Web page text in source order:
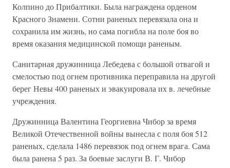
Колпино до Прибалтики. Была награждена орденом
Красного Знамени. Сотни раненых перевязала она и
сохранила им жизнь, но сама погибла на поле боя во
время оказания медицинской помощи раненым.
Санитарная дружинница Лебедева с большой отвагой и
смелостью под огнем противника переправила на другой
берег Невы 400 раненых и эвакуировала их в. лечебные
учреждения.
Дружинница Валентина Георгиевна Чибор за время
Великой Отечественной войны вынесла с поля боя 512
раненых, сделала 1486 перевязок под огнем врага. Сама
была ранена 5 раз. За боевые заслуги В. Г. Чибор